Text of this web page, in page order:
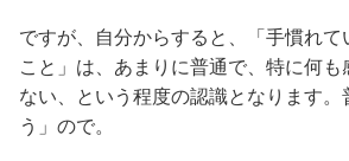
ですが、自分からすると、「手慣れて
こと」は、あまりに普通で、特に何も
ない、という程度の認識となります。
う」ので。